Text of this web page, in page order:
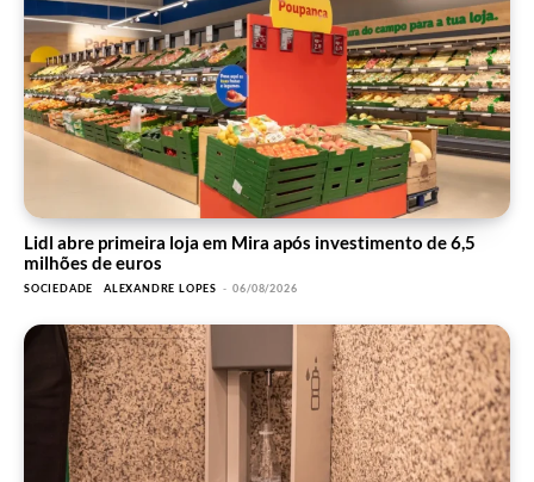
Lidl abre primeira loja em Mira após investimento de 6,5
milhões de euros
SOCIEDADE ALEXANDRE LOPES - 06/08/2026